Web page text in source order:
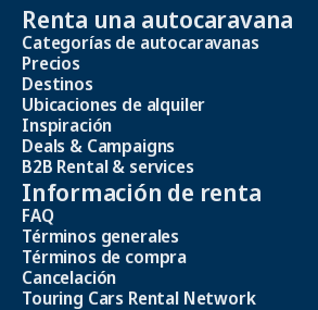
Renta una autocaravana
Categorías de autocaravanas
Precios
Destinos
Ubicaciones de alquiler
Inspiración
Deals & Campaigns
B2B Rental & services
Información de renta
FAQ
Términos generales
Términos de compra
Cancelación
Touring Cars Rental Network